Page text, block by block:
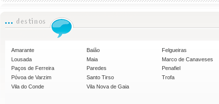
Amarante Baião
Felgueiras
Lousada
Maia
Marco de Canaveses
Paços de Ferreira
Paredes
Penafiel
Póvoa de Varzim
Santo Tirso
Trofa
Vila do Conde
Vila Nova de Gaia